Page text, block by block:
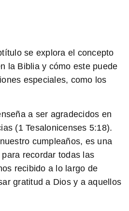
se explora el concepto
la Biblia y cómo este puede
especiales, como los
a ser agradecidos en
(1 Tesalonicenses 5:18).
cumpleaños, es una
recordar todas las
recibido a lo largo de
gratitud a Dios y a aquellos